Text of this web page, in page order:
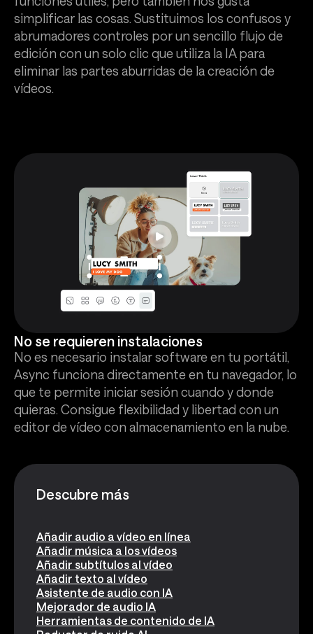
simplificar las cosas. Sustituimos los confusos y
abrumadores controles por un sencillo flujo de
edición con un solo clic que utiliza la IA para
eliminar las partes aburridas de la creación de
vídeos.
No se requieren instalaciones
No es necesario instalar software en tu portátil,
Async funciona directamente en tu navegador, lo
que te permite iniciar sesión cuando y donde
quieras. Consigue flexibilidad y libertad con un
editor de vídeo con almacenamiento en la nube.
Descubre más
Añadir audio a vídeo en línea
Añadir música a los vídeos
Añadir subtítulos al vídeo
Añadir texto al vídeo
Asistente de audio con IA
Mejorador de audio IA
Herramientas de contenido de IA